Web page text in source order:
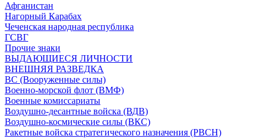
Афганистан
Нагорный Карабах
Чеченская народная республика
ГСВГ
Прочие знаки
ВЫДАЮЩИЕСЯ ЛИЧНОСТИ
ВНЕШНЯЯ РАЗВЕДКА
ВС (Вооруженные силы)
Военно-морской флот (ВМФ)
Военные комиссариаты
Воздушно-десантные войска (ВДВ)
Воздушно-космические силы (ВКС)
Ракетные войска стратегического назначения (РВСН)